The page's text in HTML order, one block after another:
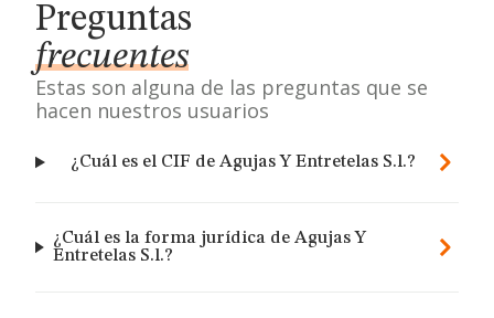
Preguntas
frecuentes
Estas son alguna de las preguntas que se
hacen nuestros usuarios
¿Cuál es el CIF de Agujas Y Entretelas S.l.?
¿Cuál es la forma jurídica de Agujas Y
Entretelas S.l.?